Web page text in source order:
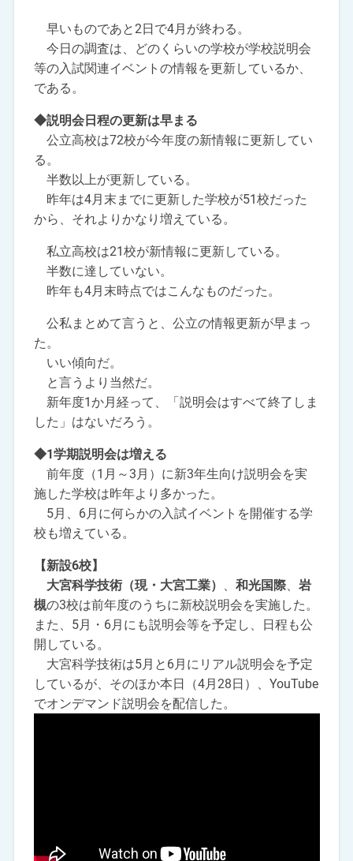
早いものであと2日で4月が終わる。
今日の調査は、どのくらいの学校が学校説明会
等の入試関連イベントの情報を更新しているか、
である。
◆説明会日程の更新は早まる
公立高校は72校が今年度の新情報に更新してい
る。
半数以上が更新している。
昨年は4月末までに更新した学校が51校だった
から、それよりかなり増えている。
私立高校は21校が新情報に更新している。
半数に達していない。
昨年も4月末時点ではこんなものだった。
公私まとめて言うと、公立の情報更新が早まっ
た。
いい傾向だ。
と言うより当然だ。
新年度1か月経って、「説明会はすべて終了しま
した」はないだろう。
◆1学期説明会は増える
前年度（1月～3月）に新3年生向け説明会を実
施した学校は昨年より多かった。
5月、6月に何らかの入試イベントを開催する学
校も増えている。
【新設6校】
大宮科学技術（現・大宮工業） 、 和光国際、 岩
槻の3校は前年度のうちに新校説明会を実施した。
また、5月・6月にも説明会等を予定し、日程も公
開している。
大宮科学技術は5月と6月にリアル説明会を予定
しているが、そのほか本日（4月28日）、YouTube
でオンデマンド説明会を配信した。